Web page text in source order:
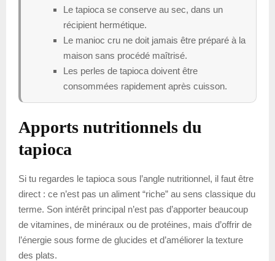
Le tapioca se conserve au sec, dans un
récipient hermétique.
Le manioc cru ne doit jamais être préparé à la
maison sans procédé maîtrisé.
Les perles de tapioca doivent être
consommées rapidement après cuisson.
Apports nutritionnels du
tapioca
Si tu regardes le tapioca sous l’angle nutritionnel, il faut être
direct : ce n’est pas un aliment “riche” au sens classique du
terme. Son intérêt principal n’est pas d’apporter beaucoup
de vitamines, de minéraux ou de protéines, mais d’offrir de
l’énergie sous forme de glucides et d’améliorer la texture
des plats.